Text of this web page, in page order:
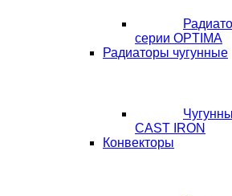
серии OPTIMA
Радиаторы чугунные
CAST IRON
Конвекторы